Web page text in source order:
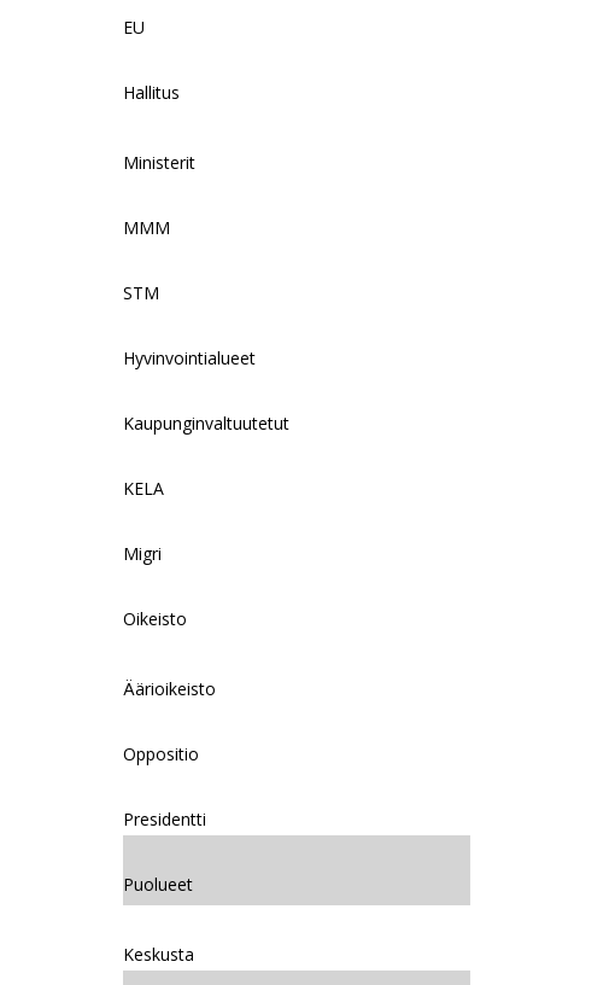
EU
Hallitus
Ministerit
MMM
STM
Hyvinvointialueet
Kaupunginvaltuutetut
KELA
Migri
Oikeisto
Äärioikeisto
Oppositio
Presidentti
Puolueet
Keskusta